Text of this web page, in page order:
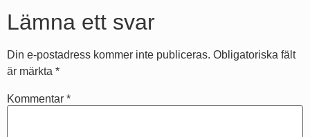
Lämna ett svar
Din e-postadress kommer inte publiceras. Obligatoriska fält
är märkta *
Kommentar *